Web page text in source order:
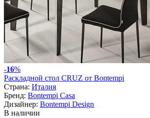
-16%
Раскладной стол CRUZ от Bontempi
Страна: Италия
Бренд: Bontempi Casa
Дизайнер: Bontempi Design
В наличии